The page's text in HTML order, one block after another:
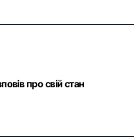
про свій стан